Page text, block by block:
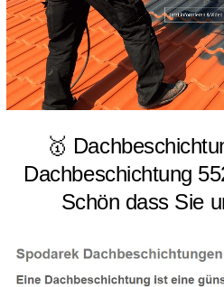
🥇
Dachbeschichtung
Schön dass Sie